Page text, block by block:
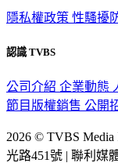
隱私權政策 性騷擾
認識 TVBS
公司介紹 企業動態
節目版權銷售 公開
2026 © TVBS Media
光路451號 | 聯利媒